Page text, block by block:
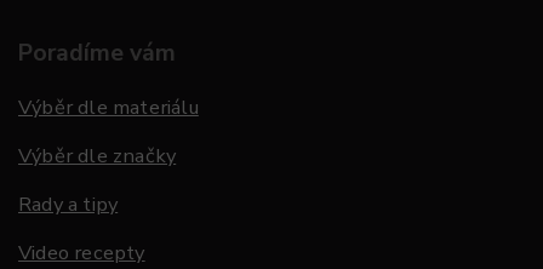
Poradíme vám
Výběr dle materiálu
Výběr dle značky
Rady a tipy
Video recepty